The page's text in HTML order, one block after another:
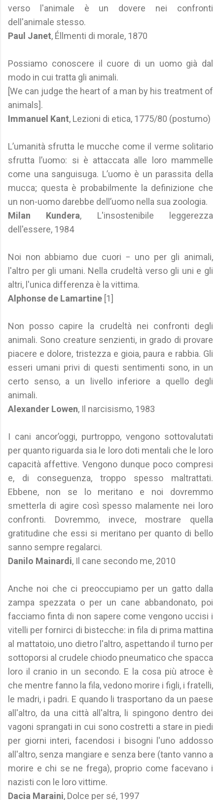
verso l'animale è un dovere nei confronti
dell'animale stesso.
Paul Janet, Éllmenti di morale, 1870
Possiamo conoscere il cuore di un uomo già dal
modo in cui tratta gli animali.
[We can judge the heart of a man by his treatment of
animals].
Immanuel Kant, Lezioni di etica, 1775/80 (postumo)
L’umanità sfrutta le mucche come il verme solitario
sfrutta l’uomo: si è attaccata alle loro mammelle
come una sanguisuga. L’uomo è un parassita della
mucca; questa è probabilmente la definizione che
un non-uomo darebbe dell’uomo nella sua zoologia.
Milan Kundera, L'insostenibile leggerezza
dell'essere, 1984
Noi non abbiamo due cuori − uno per gli animali,
l'altro per gli umani. Nella crudeltà verso gli uni e gli
altri, l'unica differenza è la vittima.
Alphonse de Lamartine [1]
Non posso capire la crudeltà nei confronti degli
animali. Sono creature senzienti, in grado di provare
piacere e dolore, tristezza e gioia, paura e rabbia. Gli
esseri umani privi di questi sentimenti sono, in un
certo senso, a un livello inferiore a quello degli
animali.
Alexander Lowen, Il narcisismo, 1983
I cani ancor’oggi, purtroppo, vengono sottovalutati
per quanto riguarda sia le loro doti mentali che le loro
capacità affettive. Vengono dunque poco compresi
e, di conseguenza, troppo spesso maltrattati.
Ebbene, non se lo meritano e noi dovremmo
smetterla di agire così spesso malamente nei loro
confronti. Dovremmo, invece, mostrare quella
gratitudine che essi si meritano per quanto di bello
sanno sempre regalarci.
Danilo Mainardi, Il cane secondo me, 2010
Anche noi che ci preoccupiamo per un gatto dalla
zampa spezzata o per un cane abbandonato, poi
facciamo finta di non sapere come vengono uccisi i
vitelli per fornirci di bistecche: in fila di prima mattina
al mattatoio, uno dietro l'altro, aspettando il turno per
sottoporsi al crudele chiodo pneumatico che spacca
loro il cranio in un secondo. E la cosa più atroce è
che mentre fanno la fila, vedono morire i figli, i fratelli,
le madri, i padri. E quando li trasportano da un paese
all'altro, da una città all'altra, li spingono dentro dei
vagoni sprangati in cui sono costretti a stare in piedi
per giorni interi, facendosi i bisogni l'uno addosso
all'altro, senza mangiare e senza bere (tanto vanno a
morire e chi se ne frega), proprio come facevano i
nazisti con le loro vittime.
Dacia Maraini, Dolce per sé, 1997